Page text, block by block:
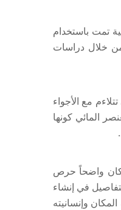
تمت باستخدام
من خلال دراسات
مع الأجواء
المائي كونها
وكان واضحاً حرص
في إنشاء
وإنسانيته